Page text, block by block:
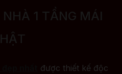
1 TẦNG MÁI
được thiết kế độc